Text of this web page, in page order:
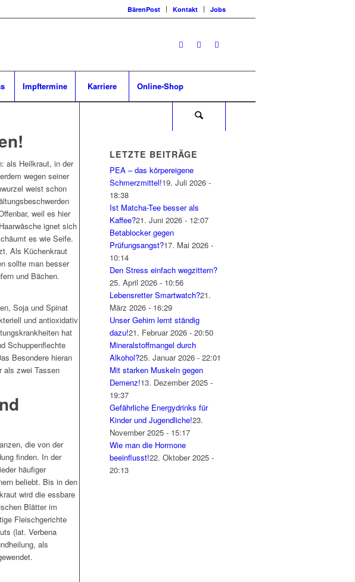
BärenPost Kontakt Jobs
Impftermine Karriere Online-Shop
als Heilkraut, in der
wegen seiner
weist schon
weil es hier
ignet sich
es wie Seife.
Als Küchenkraut
sollte man besser
und Bächen.
Soja und Spinat
und antioxidativ
hat
Schuppenflechte
Besondere hieran
als zwei Tassen
die von der
finden. In der
häufiger
beliebt. Bis in den
wird die essbare
Blätter im
Fleischgerichte
(lat. Verbena
als
LETZTE BEITRÄGE
PEA – das körpereigene
Schmerzmittel!19. Juli 2026 -
18:38
Ist Matcha-Tee besser als
Kaffee?21. Juni 2026 - 12:07
Betablocker gegen
Prüfungsangst?17. Mai 2026 -
10:14
Den Stress einfach wegzittern?
25. April 2026 - 10:56
Lebensretter Smartwatch?21.
März 2026 - 16:29
Unser Gehirn lernt ständig
dazu!21. Februar 2026 - 20:50
Mineralstoffmangel durch
Alkohol?25. Januar 2026 - 22:01
Mit starken Muskeln gegen
Demenz!13. Dezember 2025 -
19:37
Gefährliche Energydrinks für
Kinder und Jugendliche!23.
November 2025 - 15:17
Wie man die Hormone
beeinflusst!22. Oktober 2025 -
20:13